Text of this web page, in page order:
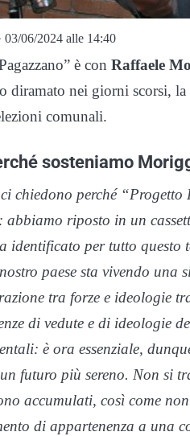
03/06/2024 alle 14:40
è con Raffaele
diramato nei giorni scorsi,
comunali.
sosteniamo
chiedono perché “Progetto
abbiamo riposto in un
identificato per tutto questo
paese sta vivendo una
tra forze e ideologie
di vedute e di ideologie
è ora essenziale,
futuro più sereno. Non si
accumulati, così come
di appartenenza a una